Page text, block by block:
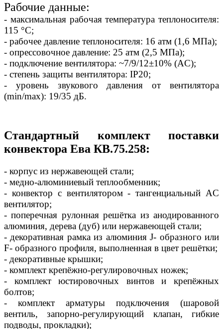
Рабочие данные:
- максимальная рабочая температура теплоносителя:
115 °С;
- рабочее давление теплоносителя: 16 атм (1,6 МПа);
- опрессовочное давление: 25 атм (2,5 МПа);
- подключение вентилятора: ~7/9/12±10% (AC);
- степень защиты вентилятора: IP20;
- уровень звукового давления от вентилятора
(min/max): 19/35 дБ.
Стандартный комплект поставки
конвектора Ева КВ.75.258:
- корпус из нержавеющей стали;
- медно-алюминиевый теплообменник;
- конвектор с вентилятором - тангенциальный AC
вентилятор;
- поперечная рулонная решётка из анодированного
алюминия, дерева (дуб) или нержавеющей стали;
- декоративная рамка из алюминия J- образного или
F- образного профиля, выполненная в цвет решётки;
- декоративные крышки;
- комплект крепёжно-регулировочных ножек;
- комплект юстировочных винтов и крепёжных
болтов;
- комплект арматуры подключения (шаровой
вентиль, запорно-регулирующий клапан, гибкие
подводы, прокладки);